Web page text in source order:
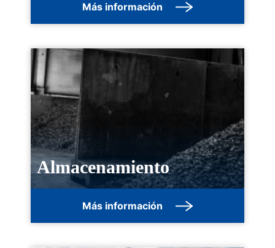
Más información
Almacenamiento
Más información